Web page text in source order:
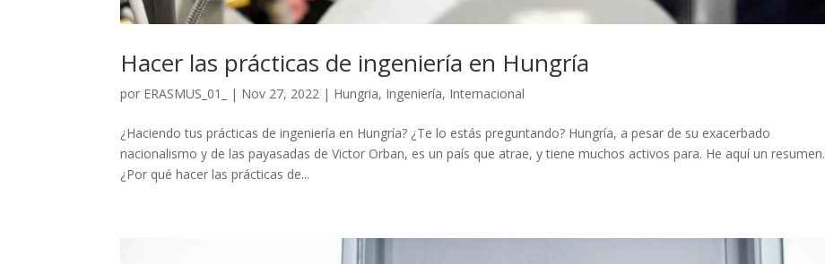
Hacer las prácticas de ingeniería en Hungría
por ERASMUS_01_ | Nov 27, 2022 | Hungria, Ingeniería, Internacional
¿Haciendo tus prácticas de ingeniería en Hungría? ¿Te lo estás preguntando? Hungría, a pesar de su exacerbado
nacionalismo y de las payasadas de Victor Orban, es un país que atrae, y tiene muchos activos para. He aquí un resumen.
¿Por qué hacer las prácticas de...